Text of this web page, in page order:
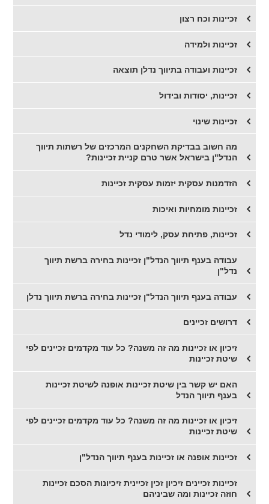
זכיינות וכח רצון
זכיינות ולמידה
זכיינות ועבודה בתיווך נדלן תוצאה
זכיינות, יסודות ובידול
זכיינות שינוי
מה חשוב בבדיקת השחקנים המרכזים של רשתות תיווך
הנדל"ן בישראל אשר טרם קניית זכיינות?
הזדמנות עסקית יזמות עסקית זכיינות
זכיינות מומחיות ואיכות
זכיינות, פתיחת עסק, לימודי נדל
עבודה בענף תיווך הנדל"ן זכיינות בחירה ברשת תיווך
נדל"ן
עבודה בענף תיווך הנדל"ן זכיינות בחירה ברשת תיווך נדלן
דרושים זכיינים
זיכיון או זכיינות מה זה משנה? כל עוד מקדמים זכיינים לפי
שיטת זכיינות
האם יש קשר בין שיטת זכיינות אופנה לשיטת זכיינות
בענף תיווך הנדל
זיכיון או זכיינות מה זה משנה? כל עוד מקדמים זכיינים לפי
שיטת זכיינות
זכיינות אופנה או זכיינות בענף תיווך הנדל"ן
זכיינות זכיינים זיכיון זכין זכיינית זיכיונות הסכם זכיינות
חוזה זכיינות ומה שביניהם